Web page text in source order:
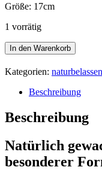
Größe: 17cm
1 vorrätig
Wüstensandrose
in
natürlicher
Herzform
Menge
In den Warenkorb
Kategorien: naturbelassen
Beschreibung
Beschreibung
Natürlich
besonderer